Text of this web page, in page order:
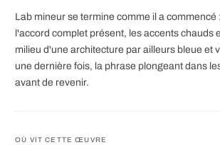
Lab mineur se termine comme il a commencé
l'accord complet présent, les accents chauds
milieu d'une architecture par ailleurs bleue et
une dernière fois, la phrase plongeant dans
avant de revenir.
OÙ VIT CETTE ŒUVRE